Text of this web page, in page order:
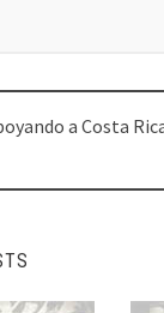
a Costa